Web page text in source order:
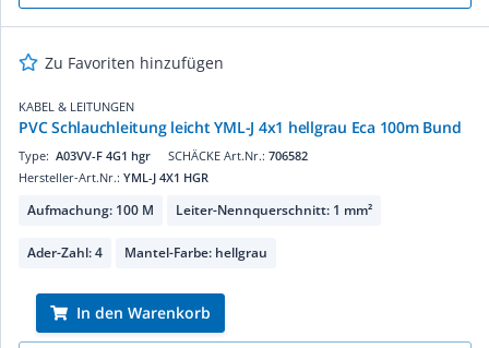
Zu Favoriten hinzufügen
KABEL & LEITUNGEN
PVC Schlauchleitung leicht YML-J 4x1 hellgrau Eca 100m Bund
SCHÄCKE Art.Nr.: 706582
Type: A03VV-F 4G1 hgr
Hersteller-Art.Nr.: YML-J 4X1 HGR
Aufmachung: 100 M Leiter-Nennquerschnitt: 1 mm²
Ader-Zahl: 4 Mantel-Farbe: hellgrau
In den Warenkorb